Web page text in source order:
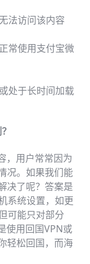
法访问该内容
常使用支付宝微
处于长时间加载
，用户常常因为
况。如果我们能
决了呢？答案是
系统设置，如更
可能只对部分
使用回国VPN或
轻松回国，而海